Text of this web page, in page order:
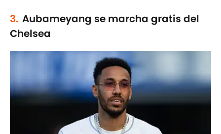
3. Aubameyang se marcha gratis del
Chelsea